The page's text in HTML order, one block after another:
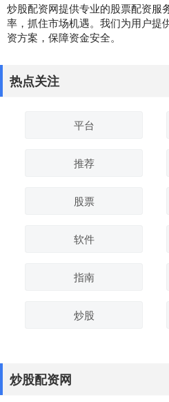
炒股配资网提供专业的股票配资服
率，抓住市场机遇。我们为用户提
资方案，保障资金安全。
热点关注
平台
推荐
股票
软件
指南
炒股
炒股配资网